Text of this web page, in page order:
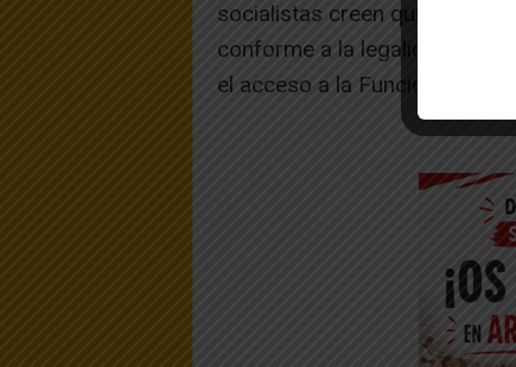
socialistas creen que debe
conforme a la legalidad y a
el acceso a la Función Pública.